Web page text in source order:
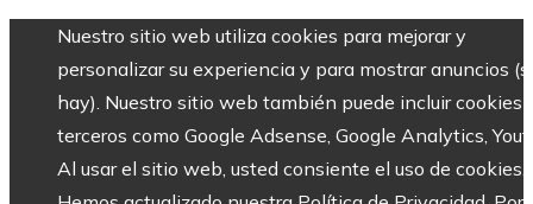
Nuestro sitio web utiliza cookies para mejorar y
personalizar su experiencia y para mostrar anuncios
hay). Nuestro sitio web también puede incluir cookies
terceros como Google Adsense, Google Analytics,
Al usar el sitio web, usted consiente el uso de cookies.